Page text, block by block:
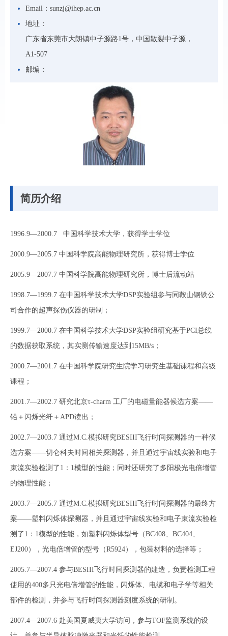
Email： sunzj@ihep.ac.cn
地址：
广东省东莞市大朗镇中子源路1号，中国散裂中子源，
A1-507
邮编：
简历介绍
1996.9—2000.7 中国科学技术大学，获得学士学位
2000.9—2005.7 中国科学院高能物理研究所，获得博士学位
2005.9—2007.7 中国科学院高能物理研究所，博士后流动站
1998.7—1999.7 在中国科学技术大学DSP实验组参与同鞍山钢铁公
司合作的超声探伤仪器的研制；
1999.7—2000.7 在中国科学技术大学DSP实验组研究基于PCI总线
的数据获取系统，其实测传输速度达到15MB/s；
2000.7—2001.7 在中国科学院研究生院学习研究生基础课程和高级
课程；
2001.7—2002.7 研究北京τ-charm 工厂的电磁量能器候选方案——
铅＋闪烁光纤＋APD读出；
2002.7—2003.7 通过M.C.模拟研究BESIII飞行时间探测器的一种候
选方案——切仑科夫时间相关探测器，并且通过宇宙线实验和电子
束流实验检测了1：1模型的性能；同时还研究了多阳极光电倍增管
的物理性能；
2003.7—2005.7 通过M.C.模拟研究BESIII飞行时间探测器的最终方
案——塑料闪烁体探测器，并且通过宇宙线实验和电子束流实验检
测了1：1模型的性能，如塑料闪烁体型号（BC408、BC404、
EJ200），光电倍增管的型号（R5924），包装材料的选择等；
2005.7—2007.4 参与BESIII飞行时间探测器的建造，负责检测工程
使用的400多只光电倍增管的性能，闪烁体、电缆和电子学等相关
部件的检测，并参与飞行时间探测器刻度系统的研制。
2007.4—2007.6 赴美国夏威夷大学访问，参与TOF监测系统的设